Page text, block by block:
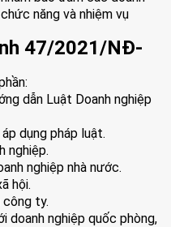
năng và nhiệm vụ
47/2021/NĐ-
dẫn Luật Doanh nghiệp
dụng pháp luật.
nghiệp.
nghiệp nhà nước.
hội.
công ty.
doanh nghiệp quốc phòng,